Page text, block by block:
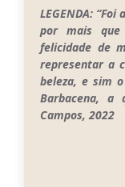
LEGENDA:
por mais
felicidade de
representar a
beleza, e sim
Barbacena, a
Campos, 2022